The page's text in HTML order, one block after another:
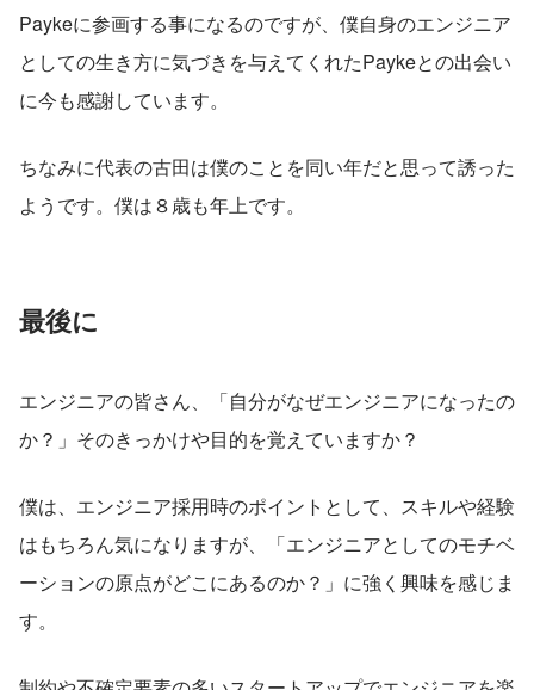
Paykeに参画する事になるのですが、僕自身のエンジニア
としての生き方に気づきを与えてくれたPaykeとの出会い
に今も感謝しています。
ちなみに代表の古田は僕のことを同い年だと思って誘った
ようです。僕は８歳も年上です。
最後に
エンジニアの皆さん、「自分がなぜエンジニアになったの
か？」そのきっかけや目的を覚えていますか？
僕は、エンジニア採用時のポイントとして、スキルや経験
はもちろん気になりますが、「エンジニアとしてのモチベ
ーションの原点がどこにあるのか？」に強く興味を感じま
す。